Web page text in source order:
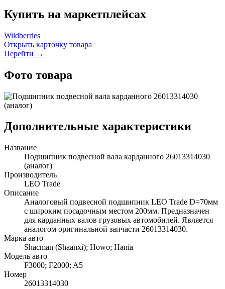
Купить на маркетплейсах
Wildberries
Открыть карточку товара
Перейти →
Фото товара
Дополнительные характеристики
Название
Подшипник подвесной вала карданного 26013314030
(аналог)
Производитель
LEO Trade
Описание
Аналоговый подвесной подшипник LEO Trade D=70мм
с широким посадочным местом 200мм. Предназначен
для карданных валов грузовых автомобилей. Является
аналогом оригинальной запчасти 26013314030.
Марка авто
Shacman (Shaanxi); Howo; Hania
Модель авто
F3000; F2000; A5
Номер
26013314030